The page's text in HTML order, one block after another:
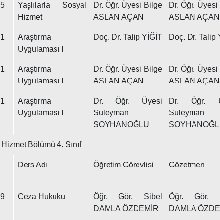
Yaşlılarla Sosyal
Hizmet
Dr. Öğr. Üyesi Bilge
ASLAN AÇAN
Dr. Öğr.
ASLAN AÇAN
Araştırma
Uygulaması I
Doç. Dr. Talip YİĞİT Doç. Dr. Talip
Araştırma
Uygulaması I
Dr. Öğr. Üyesi Bilge
ASLAN AÇAN
Dr. Öğr.
ASLAN AÇAN
Araştırma
Uygulaması I
Dr. Öğr. Üyesi
Süleyman
SOYHANOĞLU
Dr. Öğr.
Süleyman
Bölümü 4. Sınıf
Ders Adı Öğretim Görevlisi Gözetmen
Ceza Hukuku
Öğr. Gör. Sibel
DAMLA ÖZDEMİR
Öğr. Gör.
DAMLA